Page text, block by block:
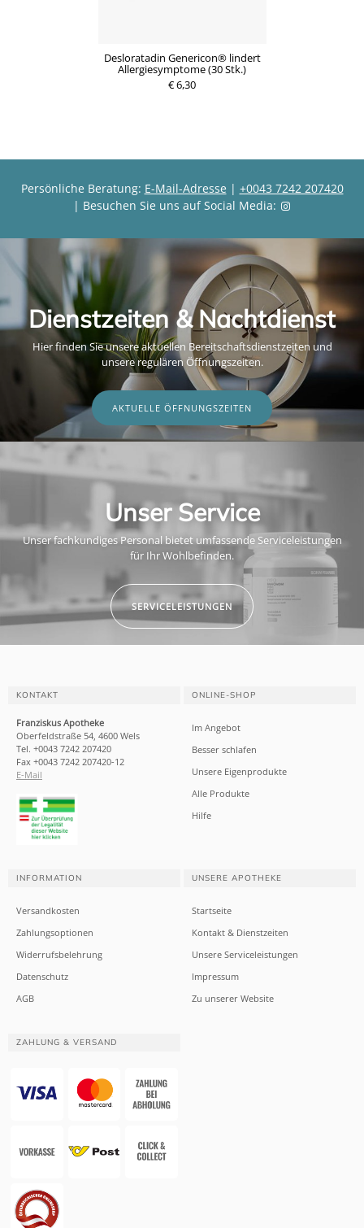
Desloratadin Genericon® lindert
Allergiesymptome (30 Stk.)
€ 6,30
Persönliche Beratung: E-Mail-Adresse | +0043 7242 207420
| Besuchen Sie uns auf Social Media:
Dienstzeiten & Nachtdienst
Hier finden Sie unsere aktuellen Bereitschaftsdienstzeiten und
unsere regulären Öffnungszeiten.
AKTUELLE ÖFFNUNGSZEITEN
Unser Service
Unser fachkundiges Personal bietet umfassende Serviceleistungen
für Ihr Wohlbefinden.
SERVICELEISTUNGEN
KONTAKT
Franziskus Apotheke
Oberfeldstraße 54, 4600 Wels
Tel. +0043 7242 207420
Fax +0043 7242 207420-12
E-Mail
ONLINE-SHOP
Im Angebot
Besser schlafen
Unsere Eigenprodukte
Alle Produkte
Hilfe
INFORMATION
Versandkosten
Zahlungsoptionen
Widerrufsbelehrung
Datenschutz
AGB
UNSERE APOTHEKE
Startseite
Kontakt & Dienstzeiten
Unsere Serviceleistungen
Impressum
Zu unserer Website
ZAHLUNG & VERSAND